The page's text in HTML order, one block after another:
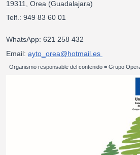
19311, Orea (Guadalajara)
Telf.: 949 83
WhatsApp: 621 258 432
Email: ayto_orea@hotmail.es
Organismo responsable del contenido = Grupo